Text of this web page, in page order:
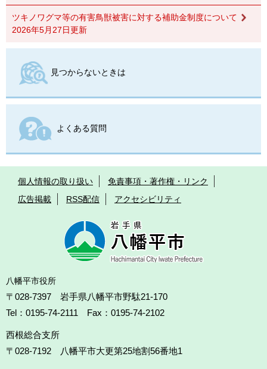
ツキノワグマ等の有害鳥獣被害に対する補助金制度について
2026年5月27日更新
見つからないときは
よくある質問
個人情報の取り扱い
免責事項・著作権・リンク
広告掲載
RSS配信 アクセシビリティ
八幡平市役所
〒028-7397 岩手県八幡平市野駄21-170
Tel：0195-74-2111 Fax：0195-74-2102
西根総合支所
〒028-7192
八幡平市大更第25地割56番地1